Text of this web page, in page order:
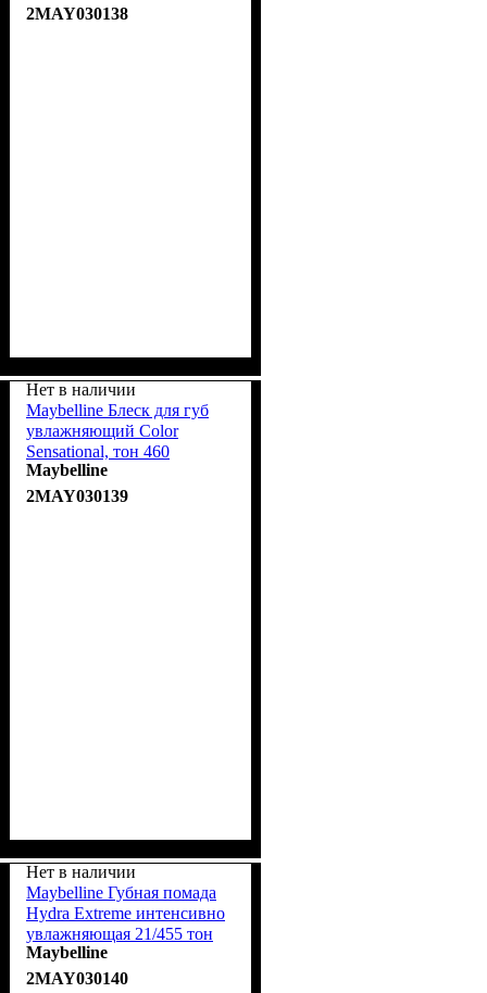
2MAY030138
Нет в наличии
Maybelline Блеск для губ
увлажняющий Color
Sensational, тон 460
Оранжево-розовый 6.8ml
Maybelline
2MAY030139
Нет в наличии
Maybelline Губная помада
Hydra Extreme интенсивно
увлажняющая 21/455 тон
Темно-розовый SPF15 4ml
Maybelline
2MAY030140